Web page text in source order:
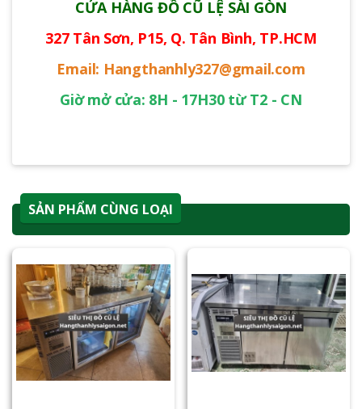
CỬA HÀNG ĐỒ CŨ LỆ SÀI GÒN
327 Tân Sơn, P15, Q. Tân Bình, TP.HCM
Email: Hangthanhly327@gmail.com
Giờ mở cửa: 8H - 17H30 từ T2 - CN
SẢN PHẨM CÙNG LOẠI